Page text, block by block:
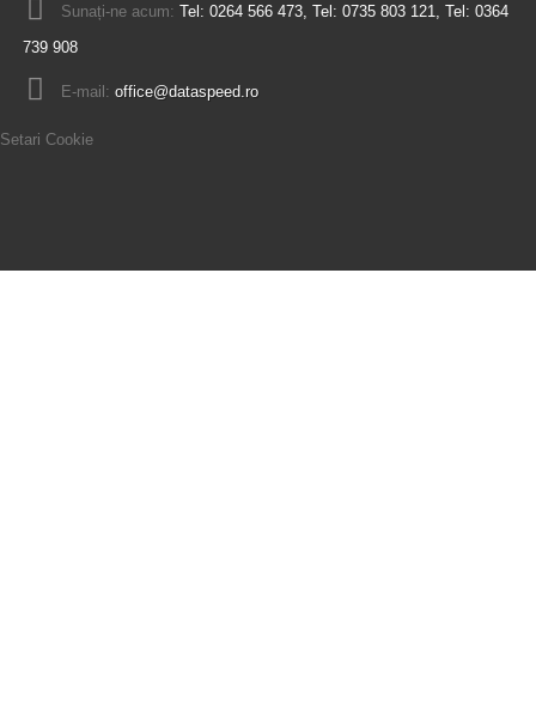
Sunați-ne acum: Tel: 0264 566 473, Tel: 0735 803 121, Tel: 0364
739 908
E-mail: office@dataspeed.ro
Setari Cookie